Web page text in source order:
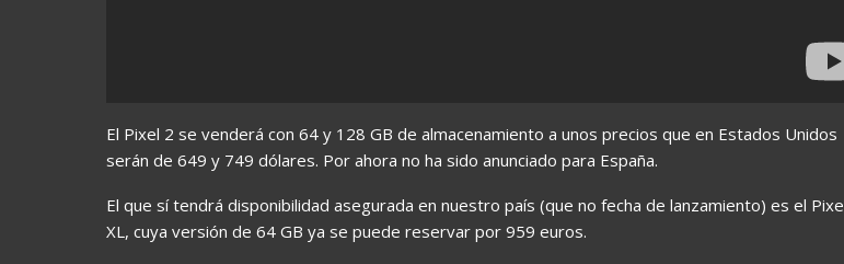
El Pixel 2 se venderá con 64 y 128 GB de almacenamiento a unos precios que en Estados Unidos
serán de 649 y 749 dólares. Por ahora no ha sido anunciado para España.
El que sí tendrá disponibilidad asegurada en nuestro país (que no fecha de lanzamiento) es el
XL, cuya versión de 64 GB ya se puede reservar por 959 euros.